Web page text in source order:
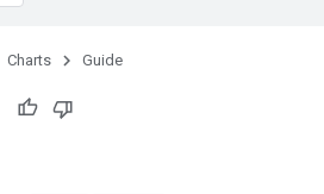
Charts Guide